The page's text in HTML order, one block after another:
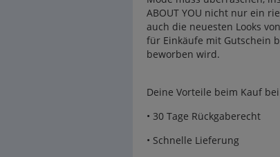
ABOUT YOU nicht nur ein
auch die neuesten Looks
für Einkäufe mit Gutschein
beworben wird.
Deine Vorteile beim Kauf bei
• 30 Tage Rückgaberecht
• Schnelle Lieferung